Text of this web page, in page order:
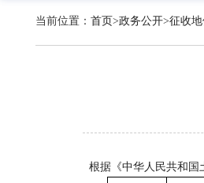
当前位置： 首页>政务公开>征收
根据《中华人民共和国